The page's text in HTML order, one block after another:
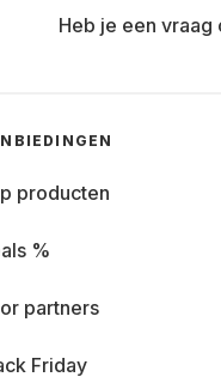
Heb je een vraag
producten
%
partners
Friday